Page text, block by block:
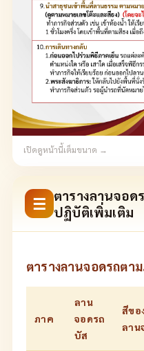
เปิดดูหน้านี้เต็มขนาด →
☰ ตารางลานจอ
ปฏิบัติเพิ่มเติม
ตารางลานจอดรถตา
ภาค
ลาน
จอดรถ
บัส
สีขอ
ลาน